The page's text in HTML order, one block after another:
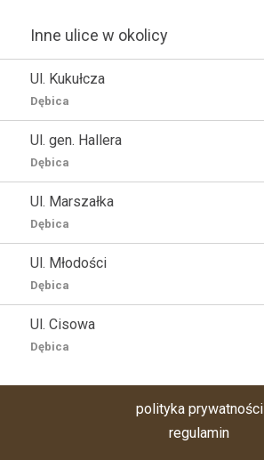
Inne ulice w okolicy
Ul. Kukułcza
Dębica
Ul. gen. Hallera
Dębica
Ul. Marszałka
Dębica
Ul. Młodości
Dębica
Ul. Cisowa
Dębica
polityka prywatności
regulamin